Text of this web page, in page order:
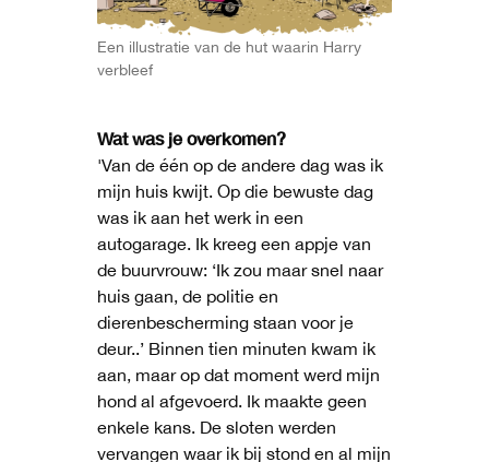
Een illustratie van de hut waarin Harry
verbleef
Wat was je overkomen?
'Van de één op de andere dag was ik
mijn huis kwijt. Op die bewuste dag
was ik aan het werk in een
autogarage. Ik kreeg een appje van
de buurvrouw: ‘Ik zou maar snel naar
huis gaan, de politie en
dierenbescherming staan voor je
deur..’ Binnen tien minuten kwam ik
aan, maar op dat moment werd mijn
hond al afgevoerd. Ik maakte geen
enkele kans. De sloten werden
vervangen waar ik bij stond en al mijn